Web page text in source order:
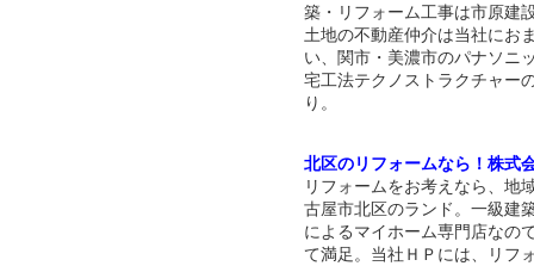
築・リフォーム工事は市原建
土地の不動産仲介は当社にお
い、関市・美濃市のパナソニ
宅工法テクノストラクチャー
り。
北区のリフォームなら！株式
リフォームをお考えなら、地
古屋市北区のランド。一級建
によるマイホーム専門店なの
て満足。当社ＨＰには、リフ